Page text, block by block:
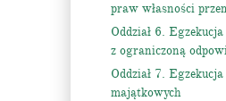
praw własności
Oddział 6. Egzekucja
z ograniczoną
Oddział 7.
majątkowych